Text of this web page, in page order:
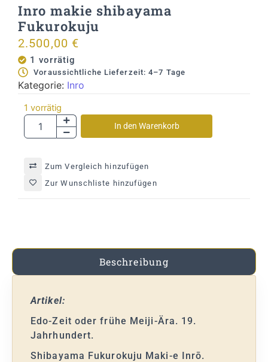
Inro makie shibayama
Fukurokuju
2.500,00 €
1 vorrätig
Voraussichtliche Lieferzeit: 4–7 Tage
Kategorie: Inro
1 vorrätig
In den Warenkorb
Zum Vergleich hinzufügen
Zur Wunschliste hinzufügen
Beschreibung
Artikel:
Edo-Zeit oder frühe Meiji-Ära. 19.
Jahrhundert.
Shibayama Fukurokuju Maki-e Inrō.